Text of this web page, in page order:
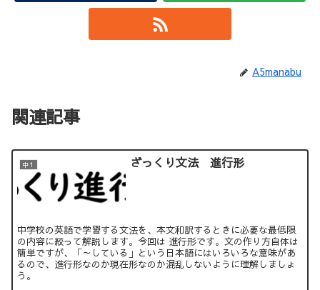
A5manabu
関連記事
中１ ざっくり文法 進行形
中学校の英語で学習する文法を、本文和訳するときに必要な最低限
の内容に絞って解説します。今回は 進行形です。文の作り方自体は
簡単ですが、「～している」という日本語にはいろいろな意味があ
るので、進行形なのか現在形なのか混乱しないように理解しましょ
う。